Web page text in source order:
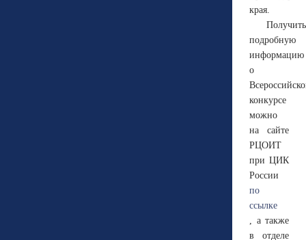
края.
Получить
подробную
информацию
о
конкурсе
можно
на сайте
РЦОИТ
при ЦИК
России
по
ссылке
, а также
в отделе